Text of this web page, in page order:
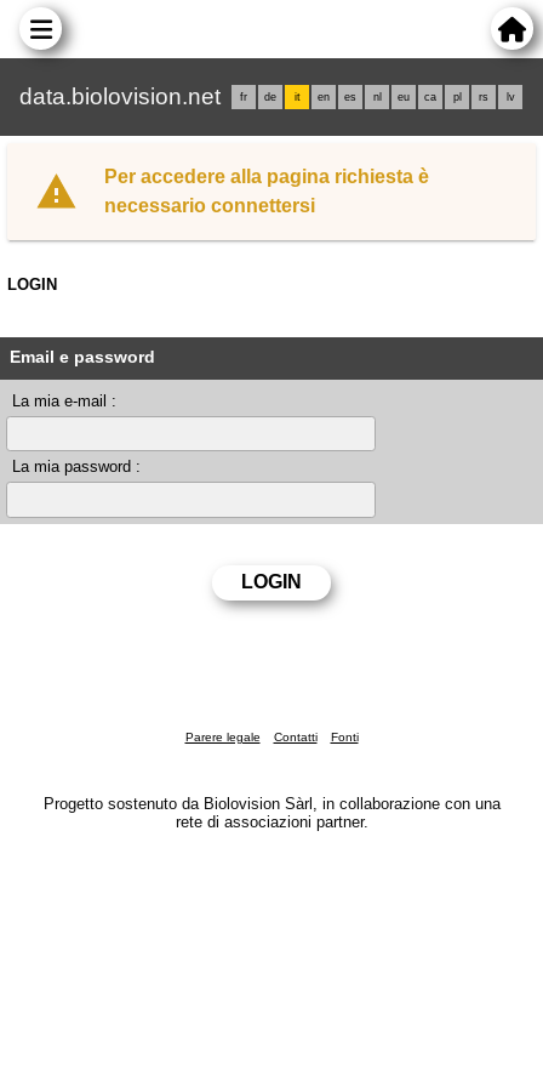
data.biolovision.net fr de it en es nl eu ca pl rs lv
Per accedere alla pagina richiesta è
necessario connettersi
LOGIN
Email e password
La mia e-mail :
La mia password :
Parere legale Contatti Fonti
Progetto sostenuto da Biolovision Sàrl, in collaborazione con una
rete di associazioni partner.